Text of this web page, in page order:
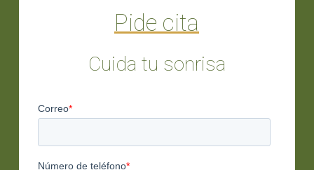
Pide cita
Cuida tu sonrisa